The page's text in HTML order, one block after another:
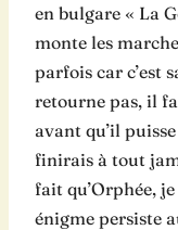
en bulgare « La
monte les
parfois car c’est
retourne pas, il
avant qu’il
finirais à tout
fait qu’Orphée,
énigme persiste